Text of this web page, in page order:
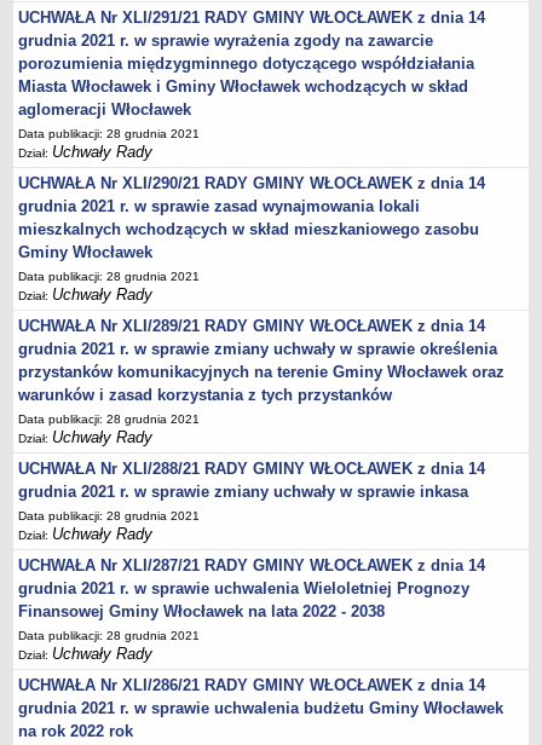
Wybory ławników na kadencję 2020 – 2023
Roczny Program Współpracy Gminy Włocławek z organizacjami
pozarządowymi - Konsultacje
Nowe statuty sołectw - Konsultacje
Konsultacje 2020 - zmiana granic
Nieodpłatna pomoc prawna
Obwieszczenia Wójta Gminy
Obwieszczenia Wojewody
Obwieszczenia innych organów
Obwieszczenia o sprzedaży
Informacje i Ogłoszenia
Ogłoszenia dot. nieruchomości
Sprawozdania Wójta Gminy
Zawiadomienia
Nabór pracowników
Konkursy - gminne jednostki organizacyjne
Rejestry
Petycje kierowane do Rady Gminy
Petycje kierowane do Wójta Gminy
Raporty o stanie Gminy
Petycje
Spis Rolny 2020
Dostępność cyfrowa strony podmiotowej BIP
UCHWAŁA Nr XLI/291/21 RADY GMINY WŁOCŁAWEK z dnia 14
grudnia 2021 r. w sprawie wyrażenia zgody na zawarcie
porozumienia międzygminnego dotyczącego współdziałania
Miasta Włocławek i Gminy Włocławek wchodzących w skład
aglomeracji Włocławek
Data publikacji: 28 grudnia 2021
Dział: Uchwały Rady
UCHWAŁA Nr XLI/290/21 RADY GMINY WŁOCŁAWEK z dnia 14
grudnia 2021 r. w sprawie zasad wynajmowania lokali
mieszkalnych wchodzących w skład mieszkaniowego zasobu
Gminy Włocławek
Data publikacji: 28 grudnia 2021
Dział: Uchwały Rady
UCHWAŁA Nr XLI/289/21 RADY GMINY WŁOCŁAWEK z dnia 14
grudnia 2021 r. w sprawie zmiany uchwały w sprawie określenia
przystanków komunikacyjnych na terenie Gminy Włocławek oraz
warunków i zasad korzystania z tych przystanków
Data publikacji: 28 grudnia 2021
Dział: Uchwały Rady
UCHWAŁA Nr XLI/288/21 RADY GMINY WŁOCŁAWEK z dnia 14
grudnia 2021 r. w sprawie zmiany uchwały w sprawie inkasa
Data publikacji: 28 grudnia 2021
Dział: Uchwały Rady
UCHWAŁA Nr XLI/287/21 RADY GMINY WŁOCŁAWEK z dnia 14
grudnia 2021 r. w sprawie uchwalenia Wieloletniej Prognozy
Finansowej Gminy Włocławek na lata 2022 - 2038
Data publikacji: 28 grudnia 2021
Dział: Uchwały Rady
UCHWAŁA Nr XLI/286/21 RADY GMINY WŁOCŁAWEK z dnia 14
grudnia 2021 r. w sprawie uchwalenia budżetu Gminy Włocławek
na rok 2022 rok